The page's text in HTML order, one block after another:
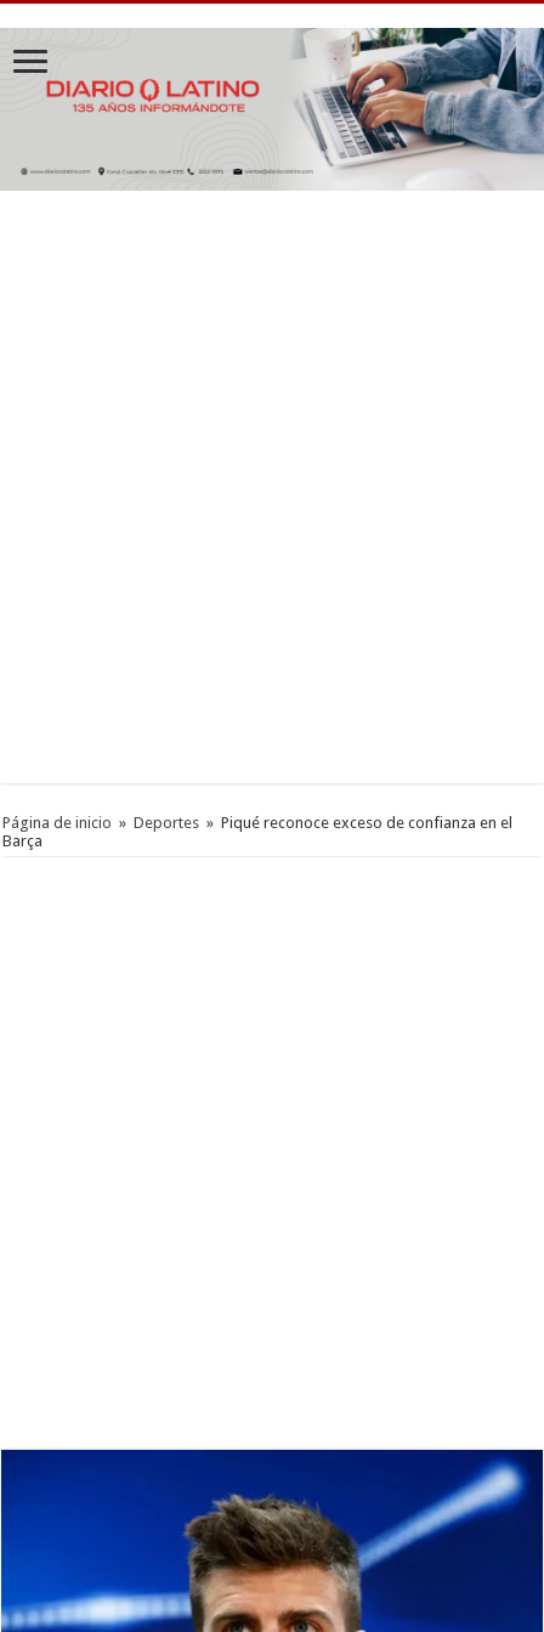
Página de inicio » Deportes » Piqué reconoce exceso de confianza en el
Barça